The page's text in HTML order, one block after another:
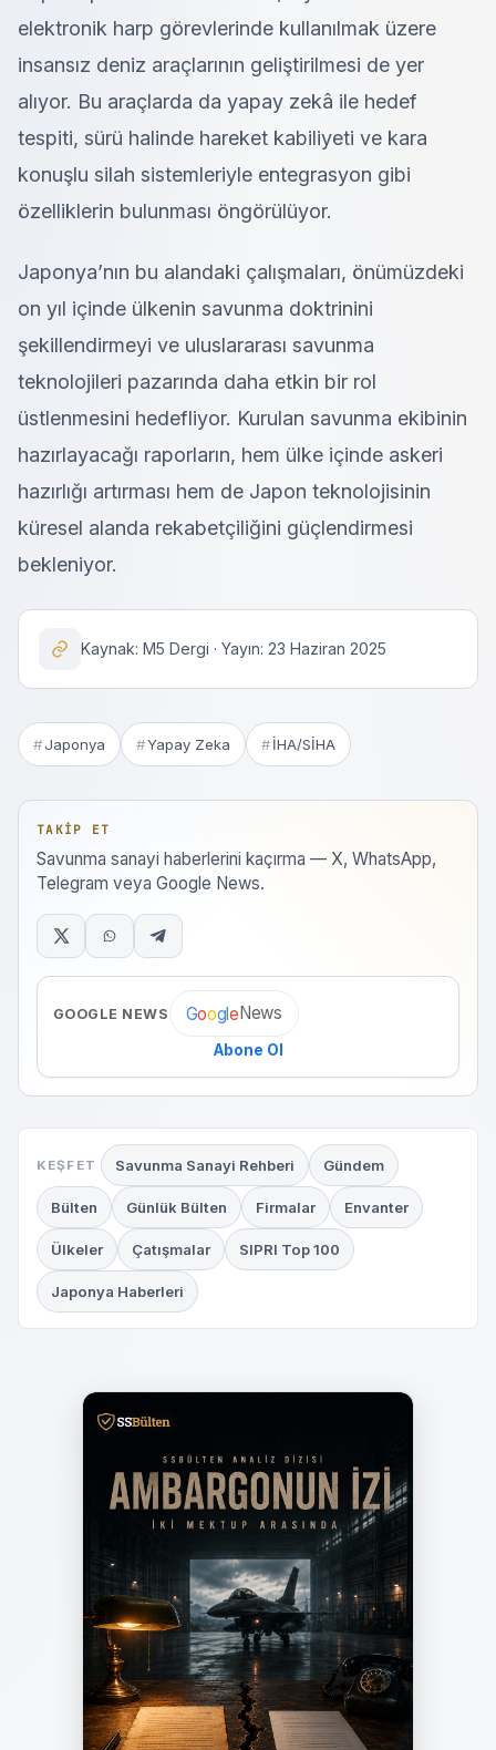
elektronik harp görevlerinde kullanılmak üzere
insansız deniz araçlarının geliştirilmesi de yer
alıyor. Bu araçlarda da yapay zekâ ile hedef
tespiti, sürü halinde hareket kabiliyeti ve kara
konuşlu silah sistemleriyle entegrasyon gibi
özelliklerin bulunması öngörülüyor.
Japonya’nın bu alandaki çalışmaları, önümüzdeki
on yıl içinde ülkenin savunma doktrinini
şekillendirmeyi ve uluslararası savunma
teknolojileri pazarında daha etkin bir rol
üstlenmesini hedefliyor. Kurulan savunma ekibinin
hazırlayacağı raporların, hem ülke içinde askeri
hazırlığı artırması hem de Japon teknolojisinin
küresel alanda rekabetçiliğini güçlendirmesi
bekleniyor.
Kaynak: M5 Dergi · Yayın: 23 Haziran 2025
Japonya Yapay Zeka İHA/SİHA
TAKIP ET
Savunma sanayi haberlerini kaçırma — X, WhatsApp,
Telegram veya Google News.
GOOGLE NEWS GoogleNews
Abone Ol
KEŞFET Savunma Sanayi Rehberi Gündem
Bülten Günlük Bülten Firmalar Envanter
Ülkeler Çatışmalar SIPRI Top 100
Japonya Haberleri